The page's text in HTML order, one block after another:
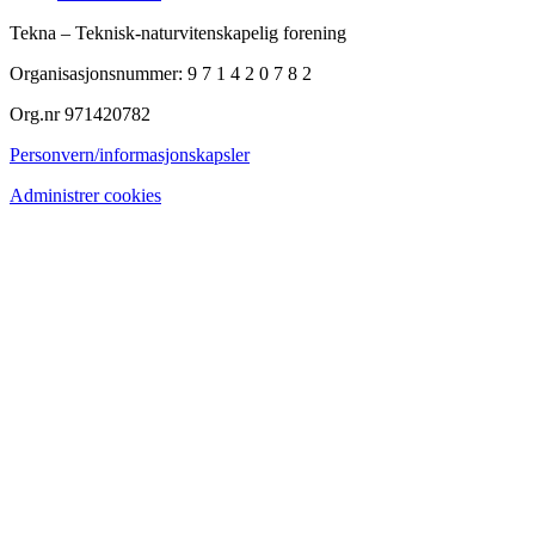
Tekna – Teknisk-naturvitenskapelig forening
Organisasjonsnummer: 9 7 1 4 2 0 7 8 2
Org.nr 971420782
Personvern/informasjonskapsler
Administrer cookies